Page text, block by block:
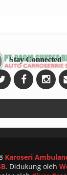
Stay Connected
Karoseri
. Didukung oleh